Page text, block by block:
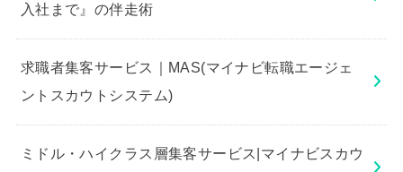
入社まで』の伴走術
求職者集客サービス｜MAS(マイナビ転職エージェ
ントスカウトシステム)
ミドル・ハイクラス層集客サービス|マイナビスカウ